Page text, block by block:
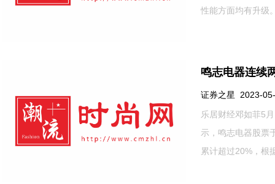
性能方面均有升级
鸣志电器连续
证券之星 2023-
乐居财经邓如菲5
示，鸣志电器股票
累计超过20%，根